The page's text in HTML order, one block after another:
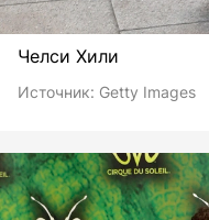
Челси Хили
Источник: Getty Images